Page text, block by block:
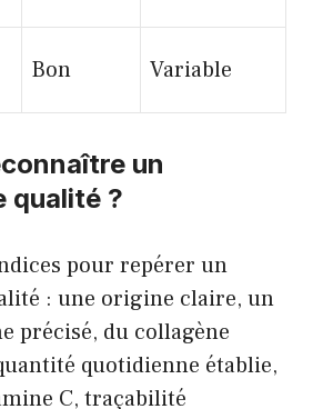
Bon Variable
un
qualité ?
pour repérer un
: une origine claire, un
précisé, du collagène
quotidienne établie,
C, traçabilité